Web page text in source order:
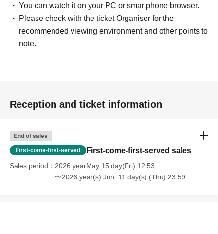
You can watch it on your PC or smartphone browser.
Please check with the ticket Organiser for the
recommended viewing environment and other points to
note.
Reception and ticket information
End of sales
First-come-first-served First-come-first-served sales
Sales period
2026 yearMay 15 day(Fri) 12:53
〜2026 year(s) Jun. 11 day(s) (Thu) 23:59